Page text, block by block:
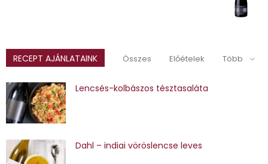
RECEPT AJÁNLATAINK Összes Előételek Több
Lencsés-kolbászos tésztasaláta
Dahl – indiai vöröslencse leves